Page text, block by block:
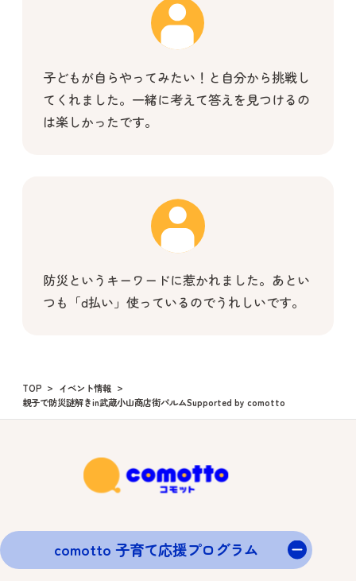
子どもが自らやってみたい！と自分から挑戦し
てくれました。一緒に考えて答えを見つけるの
は楽しかったです。
防災というキーワードに惹かれました。あとい
つも「d払い」使っているのでうれしいです。
TOP
イベント情報
親子で防災謎解きin武蔵小山商店街パルムSupported by comotto
comotto 子育て応援プログラム